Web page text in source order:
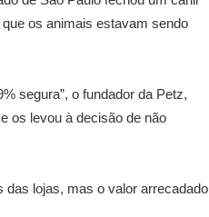
os animais estavam sendo
segura”, o fundador da Petz,
os levou à decisão de não
das lojas, mas o valor arrecadado